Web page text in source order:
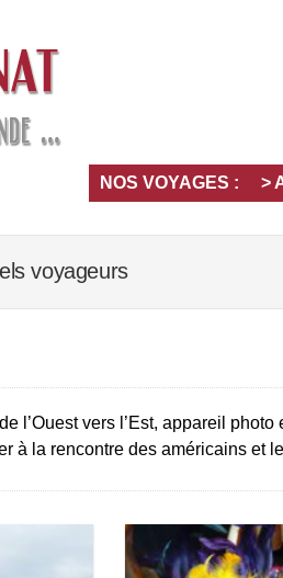
NOS VOYAGES : >
voyageurs
l’Ouest vers l’Est, appareil
à la rencontre des américains et